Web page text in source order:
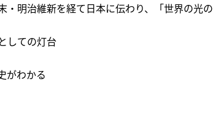
・明治維新を経て日本に伝わり、「世界の光の
しての灯台
がわかる